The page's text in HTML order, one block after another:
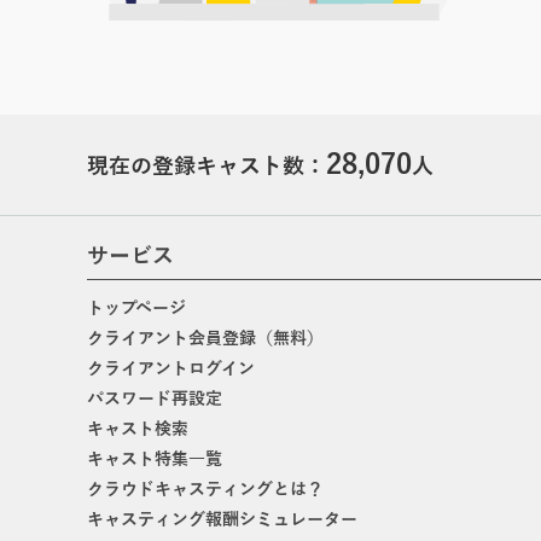
現在の登録キャスト数： 28,070人
サービス
トップページ
クライアント会員登録（無料）
クライアントログイン
パスワード再設定
キャスト検索
キャスト特集一覧
クラウドキャスティングとは？
キャスティング報酬シミュレーター